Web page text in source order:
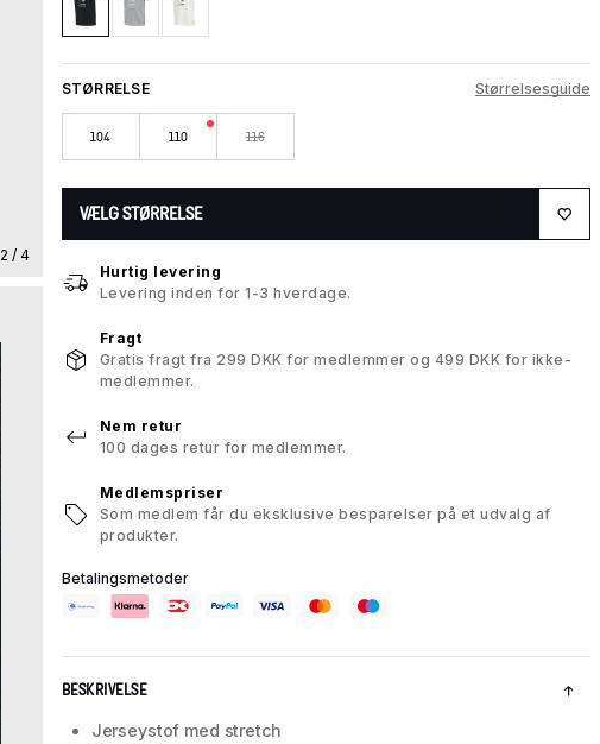
2 / 4
STØRRELSE Størrelsesguide
104 110 116
VÆLG STØRRELSE
Hurtig levering
Levering inden for 1-3 hverdage.
Fragt
Gratis fragt fra 299 DKK for medlemmer og 499 DKK for ikke-
medlemmer.
Nem retur
100 dages retur for medlemmer.
Medlemspriser
Som medlem får du eksklusive besparelser på et udvalg af
produkter.
Betalingsmetoder
BESKRIVELSE
Jerseystof med stretch